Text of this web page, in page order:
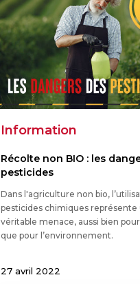
Information
Récolte non BIO : les
pesticides
Dans l'agriculture non bio,
pesticides chimiques représente
véritable menace, aussi bien
que pour l’environnement.
27 avril 2022